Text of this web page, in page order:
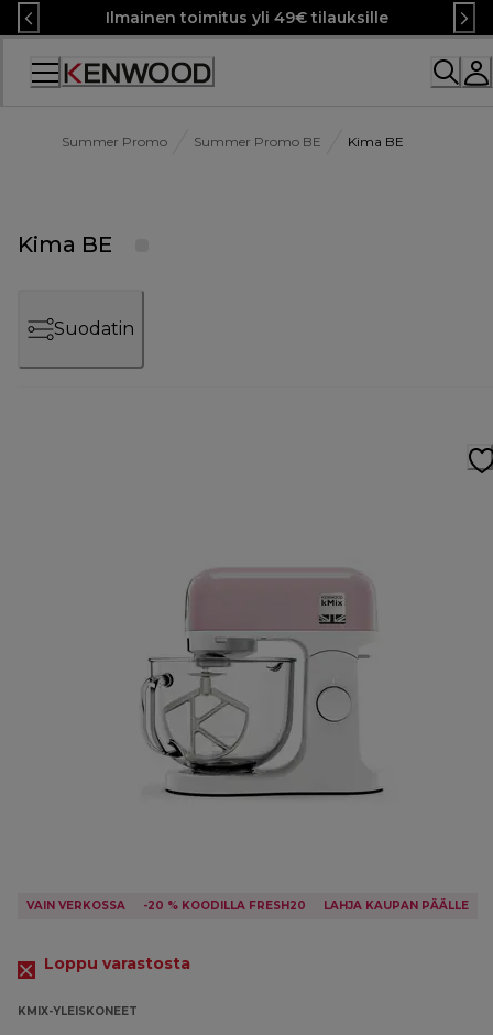
Skip
to
Content
Ilmainen toimitus yli 49€ tilauksille
Summer Promo Summer Promo BE Kima BE
Kima BE
Suodatin
VAIN VERKOSSA -20 % KOODILLA FRESH20 LAHJA KAUPAN PÄÄLLE
Loppu varastosta
KMIX-YLEISKONEET